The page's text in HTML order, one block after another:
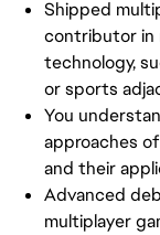
Shipped
contributor in
technology,
or sports
You
approaches
and their
Advanced
multiplayer